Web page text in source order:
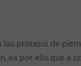
las prótesis de
es por ello que a